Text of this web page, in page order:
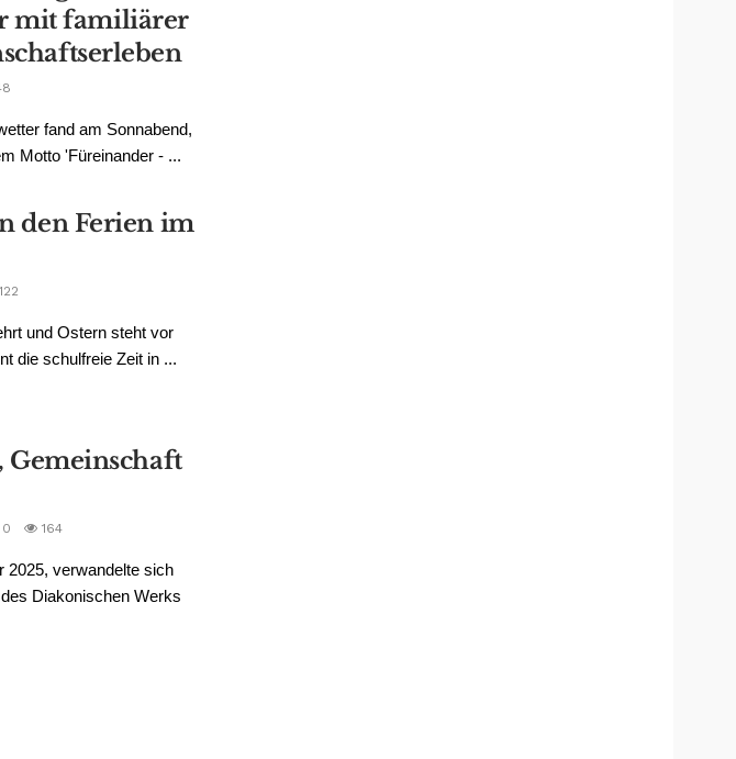
mit familiärer
fand am Sonnabend,
Motto 'Füreinander - ...
den Ferien im
122
und Ostern steht vor
die schulfreie Zeit in ...
Gemeinschaft
0 164
2025, verwandelte sich
Diakonischen Werks